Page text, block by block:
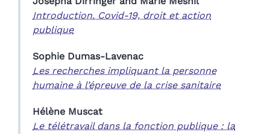
Introduction. Covid-19, droit et action
publique
Sophie Dumas-Lavenac
Les recherches impliquant la personne
humaine à l’épreuve de la crise sanitaire
Hélène Muscat
Le télétravail dans la fonction publique : la